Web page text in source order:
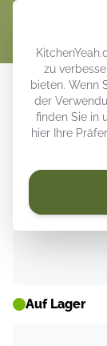
zu
bieten. Wenn
der
finden Sie in
hier Ihre
Auf Lager